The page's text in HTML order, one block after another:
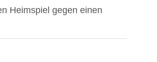
Heimspiel gegen einen